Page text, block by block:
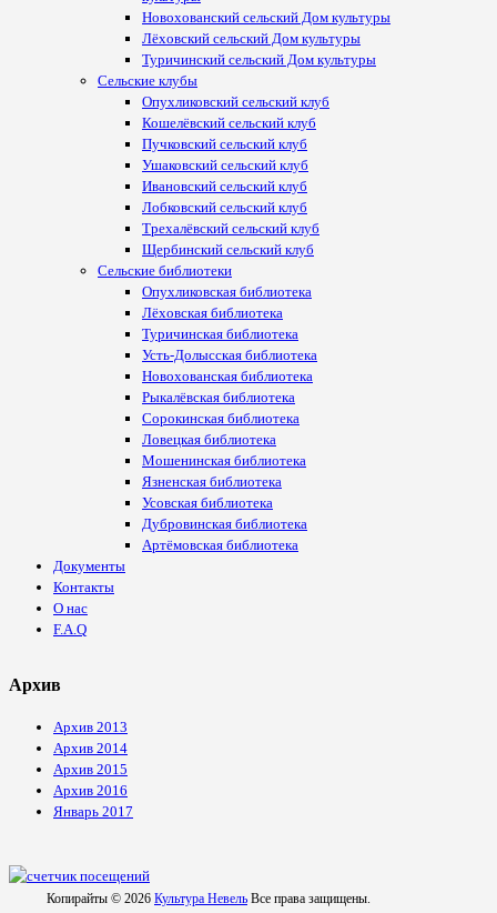
Новохованский сельский Дом культуры
Лёховский сельский Дом культуры
Туричинский сельский Дом культуры
Сельские клубы
Опухликовский сельский клуб
Кошелёвский сельский клуб
Пучковский сельский клуб
Ушаковский сельский клуб
Ивановский сельский клуб
Лобковский сельский клуб
Трехалёвский сельский клуб
Щербинский сельский клуб
Сельские библиотеки
Опухликовская библиотека
Лёховская библиотека
Туричинская библиотека
Усть-Долысская библиотека
Новохованская библиотека
Рыкалёвская библиотека
Сорокинская библиотека
Ловецкая библиотека
Мошенинская библиотека
Язненская библиотека
Усовская библиотека
Дубровинская библиотека
Артёмовская библиотека
Документы
Контакты
О нас
F.A.Q
Архив
Архив 2013
Архив 2014
Архив 2015
Архив 2016
Январь 2017
Копирайты © 2026 Культура Невель Все права защищены.